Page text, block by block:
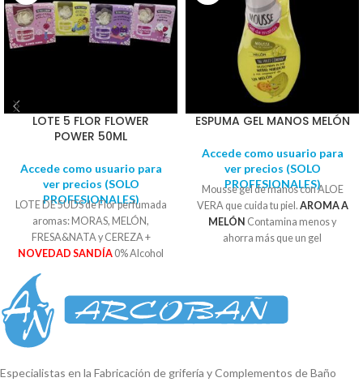
LOTE 5 FLOR FLOWER
POWER 50ML
Accede como usuario para
ver precios (SOLO
PROFESIONALES)
LOTE DE 5UDS de Flor perfumada
aromas: MORAS, MELÓN,
FRESA&NATA y CEREZA +
NOVEDAD SANDÍA 0% Alcohol
Instrucciones: Quitar el tapón,
introducir la flor en el frasco. La flor
absorbe el perfume en su interior
ambientando durante más de 30
ESPUMA GEL MANOS MELÓN
Accede como usuario para
ver precios (SOLO
PROFESIONALES)
Mousse gel de manos con ALOE
VERA que cuida tu piel. AROMA A
MELÓN Contamina menos y
ahorra más que un gel
gracias a su sistema MOUSSE. Bote
de 250ml
Especialistas en la Fabricación de grifería y Complementos de Baño